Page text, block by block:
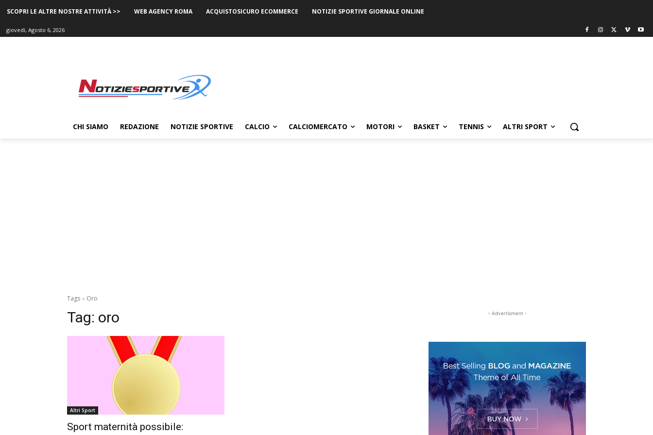
SCOPRI LE ALTRE NOSTRE ATTIVITÀ >> WEB AGENCY ROMA ACQUISTOSICURO ECOMMERCE NOTIZIE SPORTIVE GIORNALE ONLINE
giovedì, Agosto 6, 2026
CHI SIAMO REDAZIONE NOTIZIE SPORTIVE CALCIO CALCIOMERCATO MOTORI BASKET TENNIS ALTRI SPORT
Tags Oro
Tag: oro
Altri Sport
Sport maternità possibile:
- Advertisment -